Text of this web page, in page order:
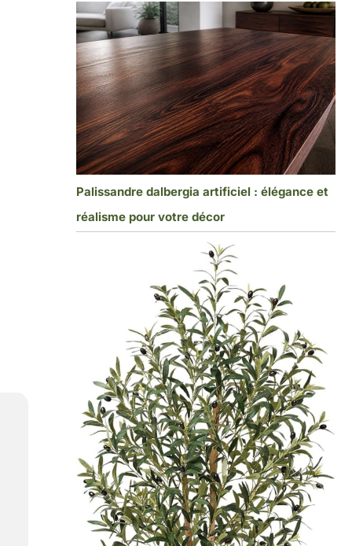
Palissandre dalbergia artificiel : élégance et
réalisme pour votre décor